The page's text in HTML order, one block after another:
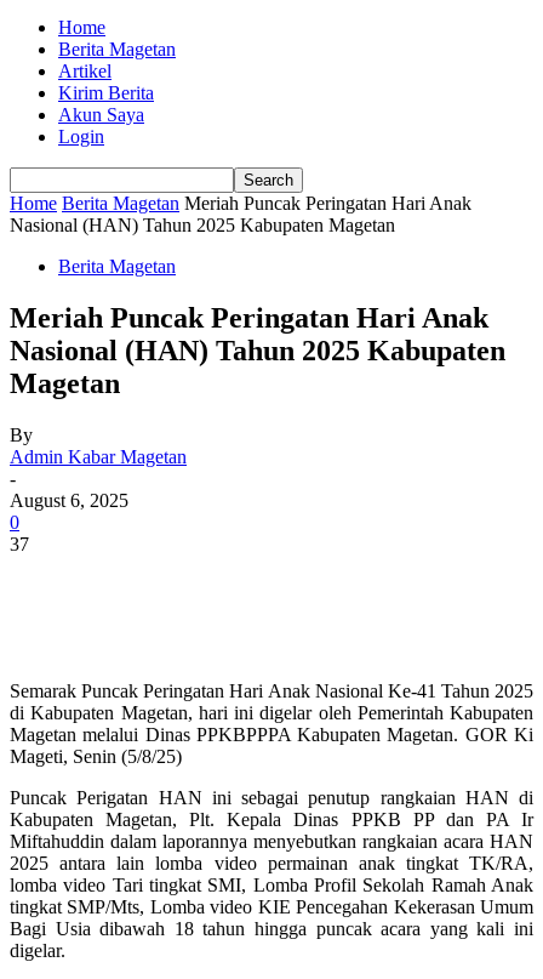
Home
Berita Magetan
Artikel
Kirim Berita
Akun Saya
Login
Home Berita Magetan Meriah Puncak Peringatan Hari Anak
Nasional (HAN) Tahun 2025 Kabupaten Magetan
Berita Magetan
Meriah Puncak Peringatan Hari Anak
Nasional (HAN) Tahun 2025 Kabupaten
Magetan
By
Admin Kabar Magetan
-
August 6, 2025
0
37
Semarak Puncak Peringatan Hari Anak Nasional Ke-41 Tahun 2025
di Kabupaten Magetan, hari ini digelar oleh Pemerintah Kabupaten
Magetan melalui Dinas PPKBPPPA Kabupaten Magetan. GOR Ki
Mageti, Senin (5/8/25)
Puncak Perigatan HAN ini sebagai penutup rangkaian HAN di
Kabupaten Magetan, Plt. Kepala Dinas PPKB PP dan PA Ir
Miftahuddin dalam laporannya menyebutkan rangkaian acara HAN
2025 antara lain lomba video permainan anak tingkat TK/RA,
lomba video Tari tingkat SMI, Lomba Profil Sekolah Ramah Anak
tingkat SMP/Mts, Lomba video KIE Pencegahan Kekerasan Umum
Bagi Usia dibawah 18 tahun hingga puncak acara yang kali ini
digelar.